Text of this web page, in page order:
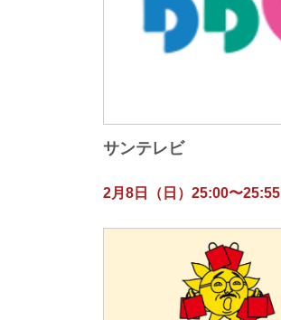
サンテレビ
2月8日（日）25:00〜25:55